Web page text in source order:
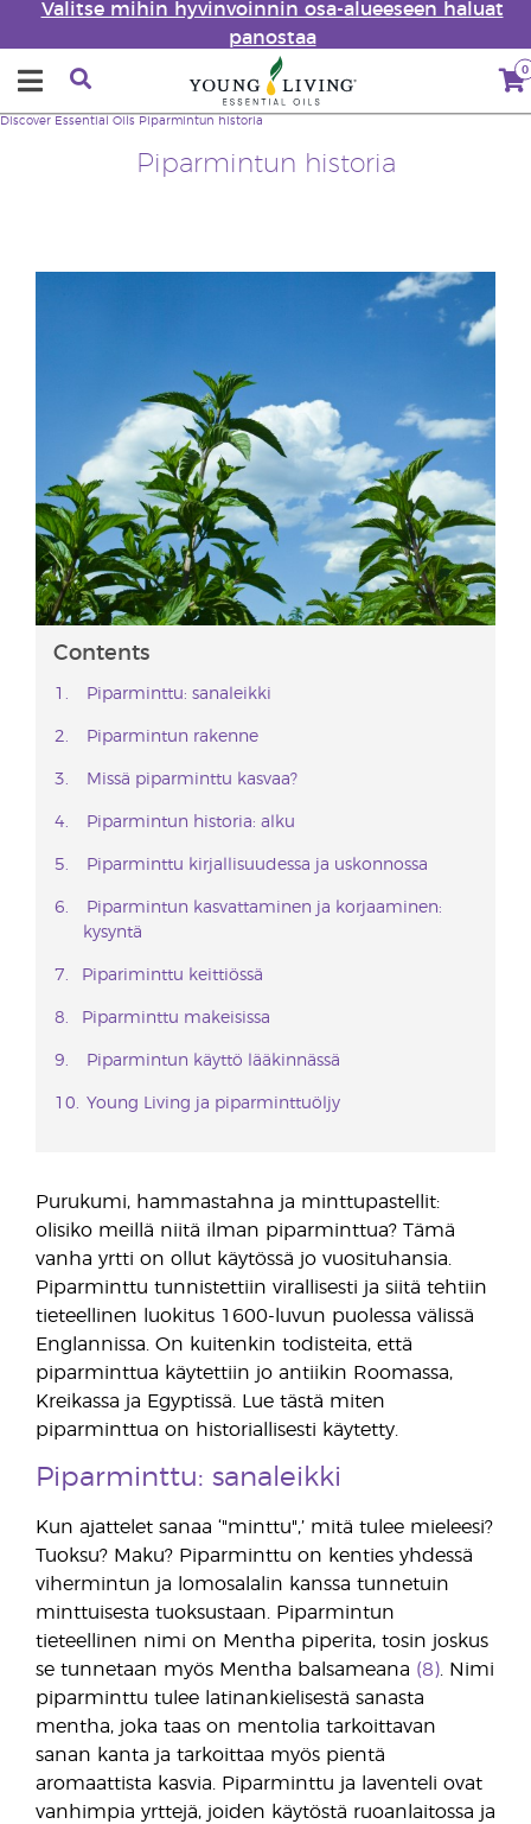
Valitse mihin hyvinvoinnin osa-alueeseen haluat
panostaa
0
Piparmintun historia
Discover Essential Oils Piparmintun historia
Contents
Piparminttu: sanaleikki
Piparmintun rakenne
Missä piparminttu kasvaa?
Piparmintun historia: alku
Piparminttu kirjallisuudessa ja uskonnossa
Piparmintun kasvattaminen ja korjaaminen:
kysyntä
Pipariminttu keittiössä
Piparminttu makeisissa
Piparmintun käyttö lääkinnässä
Young Living ja piparminttuöljy
Purukumi, hammastahna ja minttupastellit:
olisiko meillä niitä ilman piparminttua? Tämä
vanha yrtti on ollut käytössä jo vuosituhansia.
Piparminttu tunnistettiin virallisesti ja siitä tehtiin
tieteellinen luokitus 1600-luvun puolessa välissä
Englannissa. On kuitenkin todisteita, että
piparminttua käytettiin jo antiikin Roomassa,
Kreikassa ja Egyptissä. Lue tästä miten
piparminttua on historiallisesti käytetty.
Piparminttu: sanaleikki
Kun ajattelet sanaa ‘"minttu",’ mitä tulee mieleesi?
Tuoksu? Maku? Piparminttu on kenties yhdessä
vihermintun ja lomosalalin kanssa tunnetuin
minttuisesta tuoksustaan. Piparmintun
tieteellinen nimi on Mentha piperita, tosin joskus
se tunnetaan myös Mentha balsameana (8). Nimi
piparminttu tulee latinankielisestä sanasta
mentha, joka taas on mentolia tarkoittavan
sanan kanta ja tarkoittaa myös pientä
aromaattista kasvia. Piparminttu ja laventeli ovat
vanhimpia yrttejä, joiden käytöstä ruoanlaitossa ja